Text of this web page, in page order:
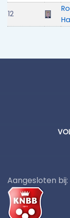
12
Aangesloten bij: